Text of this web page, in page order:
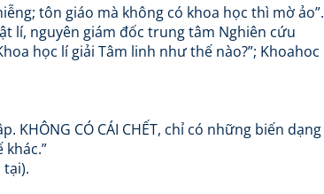
tôn giáo mà không có khoa học thì mờ ảo”.
lí, nguyên giám đốc trung tâm Nghiên cứu
học lí giải Tâm linh như thế nào?”; Khoahoc
KHÔNG CÓ CÁI CHẾT, chỉ có những biến dạng
khác.”
tại).